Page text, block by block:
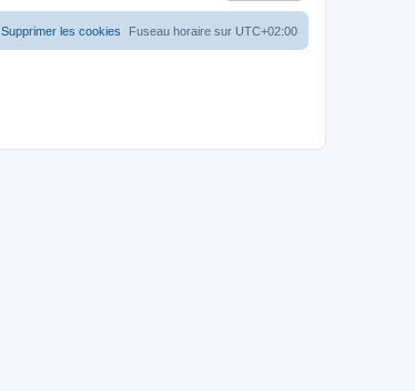
Fuseau horaire sur UTC+02:00
Supprimer les cookies